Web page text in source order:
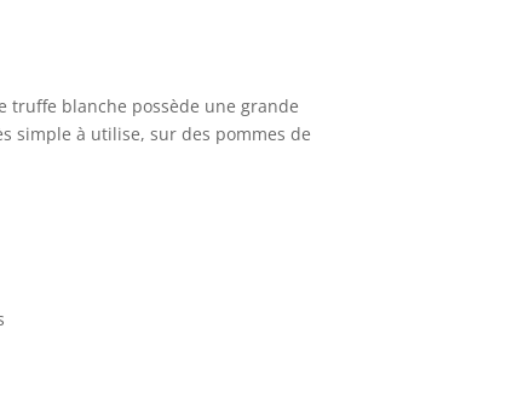
truffe blanche possède une grande
simple à utilise, sur des pommes de